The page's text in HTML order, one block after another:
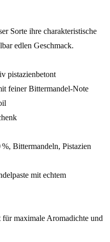
Sorte ihre charakteristische
edlen Geschmack.
pistazienbetont
feiner Bittermandel‑Note
Bittermandeln, Pistazien
mit echtem
für maximale Aromadichte und